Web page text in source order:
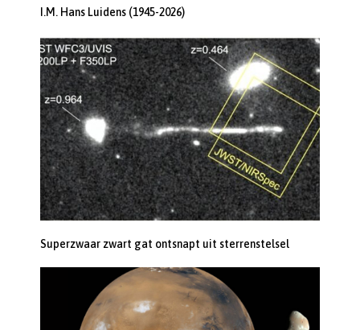
I.M. Hans Luidens (1945-2026)
Superzwaar zwart gat ontsnapt uit sterrenstelsel